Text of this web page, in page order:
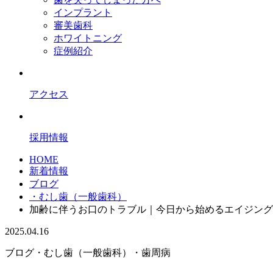
インプラント
審美歯科
ホワイトニング
症例紹介
アクセス
採用情報
HOME
新着情報
ブログ
・むし歯（一般歯科）
加齢に伴うお口のトラブル｜今日から始めるエイジン
2025.04.16
ブログ ・むし歯（一般歯科） ・歯周病